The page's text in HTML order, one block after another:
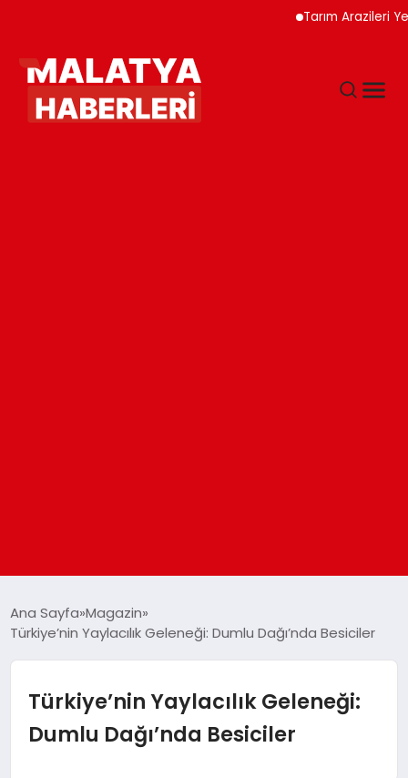
Tarım Arazileri
DÜNYA
Ana Sayfa Magazin
Türkiye’nin Yaylacılık Geleneği: Dumlu Dağı’nda Besiciler
Türkiye’nin Yaylacılık Geleneği:
Dumlu Dağı’nda Besiciler